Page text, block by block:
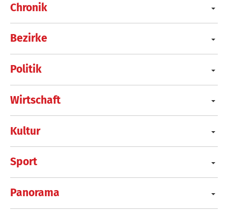
Chronik
Bezirke
Politik
Wirtschaft
Kultur
Sport
Panorama